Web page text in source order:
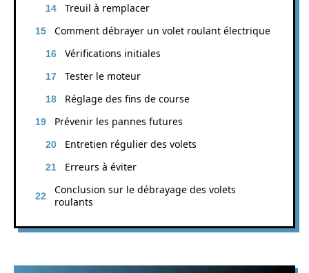
Treuil à remplacer
Comment débrayer un volet roulant électrique
Vérifications initiales
Tester le moteur
Réglage des fins de course
Prévenir les pannes futures
Entretien régulier des volets
Erreurs à éviter
Conclusion sur le débrayage des volets
roulants